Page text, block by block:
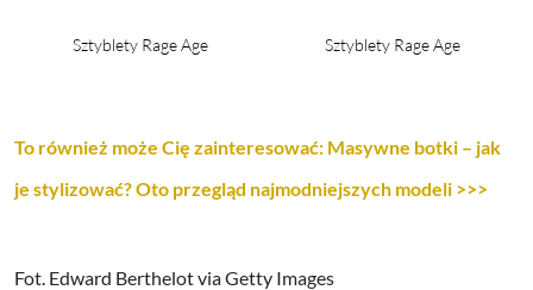
Sztyblety Rage Age Sztyblety Rage Age
To również może Cię zainteresować: Masywne botki – jak
je stylizować? Oto przegląd najmodniejszych modeli >>>
Fot. Edward Berthelot via Getty Images